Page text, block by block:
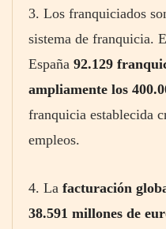
3. Los franquiciados
sistema de franquicia.
España 92.129
ampliamente los
franquicia establecida
empleos.
4. La facturación
38.591 millones de